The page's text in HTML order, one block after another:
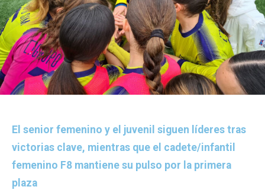
El senior femenino y el juvenil siguen líderes tras
victorias clave, mientras que el cadete/infantil
femenino F8 mantiene su pulso por la primera
plaza